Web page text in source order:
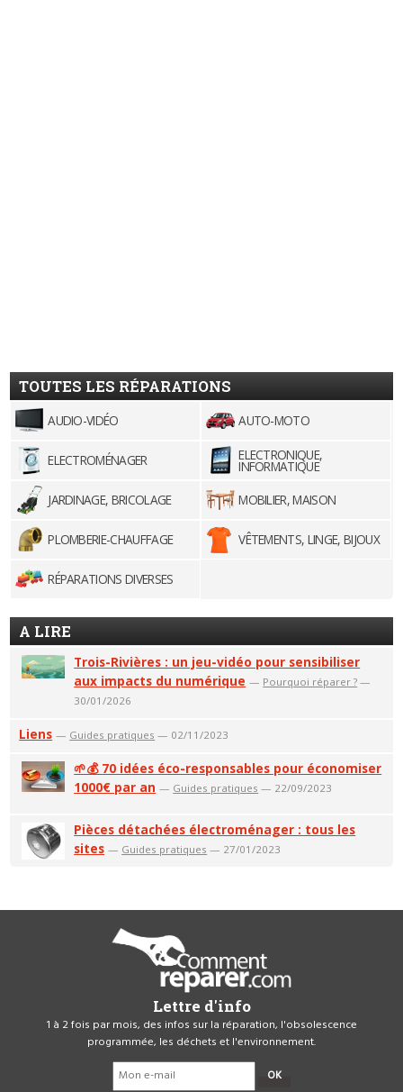
TOUTES LES RÉPARATIONS
AUDIO-VIDÉO AUTO-MOTO
ELECTROMÉNAGER ELECTRONIQUE,
INFORMATIQUE
JARDINAGE, BRICOLAGE
MOBILIER, MAISON
PLOMBERIE-CHAUFFAGE VÊTEMENTS, LINGE, BIJOUX
RÉPARATIONS DIVERSES
A LIRE
Trois-Rivières : un jeu-vidéo pour sensibiliser
aux impacts du numérique — Pourquoi réparer ? —
30/01/2026
Liens — Guides pratiques — 02/11/2023
🌱💰 70 idées éco-responsables pour économiser
1000€ par an — Guides pratiques — 22/09/2023
Pièces détachées électroménager : tous les
sites — Guides pratiques — 27/01/2023
Lettre d'info
1 à 2 fois par mois, des infos sur la réparation, l'obsolescence
programmée, les déchets et l'environnement.
OK